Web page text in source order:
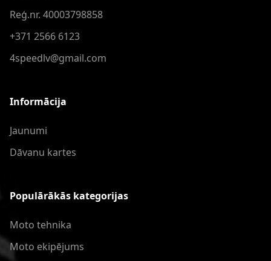
Reģ.nr. 40003798858
+371 2566 6123
4speedlv@gmail.com
Informācija
Jaunumi
Dāvanu kartes
Populārākās kategorijas
Moto tehnika
Moto ekipējums